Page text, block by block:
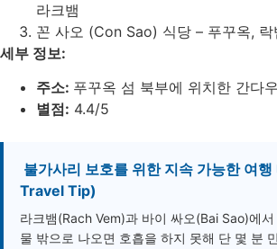
라크뱀
꼰 사오 (Con Sao) 식당 – 푸꾸옥,
세부 정보:
주소: 푸꾸옥 섬 북부에 위치한 간다
별점: 4.4/5
불가사리 보호를 위한 지속 가능한 여
Travel Tip)
라크뱀(Rach Vem)과 바이 싸오(Bai Sao)에
물 밖으로 나오면 호흡을 하지 못해 단 몇 분